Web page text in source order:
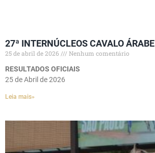
27ª INTERNÚCLEOS CAVALO ÁRABE
25 de abril de 2026
Nenhum comentário
RESULTADOS OFICIAIS
25 de Abril de 2026
Leia mais»